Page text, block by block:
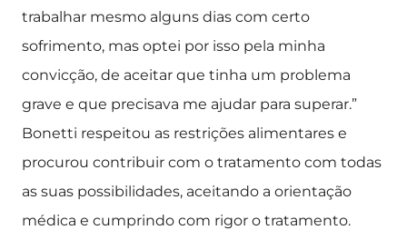
trabalhar mesmo alguns dias com certo
sofrimento, mas optei por isso pela minha
convicção, de aceitar que tinha um problema
grave e que precisava me ajudar para superar.”
Bonetti respeitou as restrições alimentares e
procurou contribuir com o tratamento com todas
as suas possibilidades, aceitando a orientação
médica e cumprindo com rigor o tratamento.